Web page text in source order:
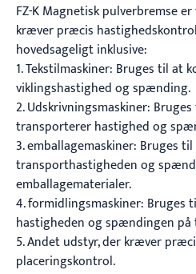
FZ-K Magnetisk pulverbremse
kræver præcis
hovedsageligt inklusive:
1. Tekstilmaskiner: Bruges til at
viklingshastighed og spænding.
2. Udskrivningsmaskiner:
transporterer hastighed og
3. emballagemaskiner: Bruges
transporthastigheden og
emballagematerialer.
4. formidlingsmaskiner: Bruges
hastigheden og spændingen
5. Andet udstyr, der kræver
placeringskontrol.